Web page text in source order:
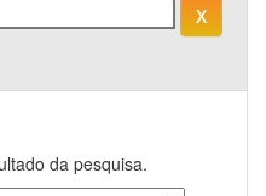
da pesquisa.